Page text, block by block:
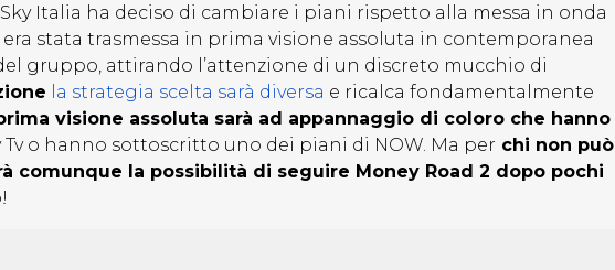
Italia ha deciso di cambiare i piani rispetto alla messa in onda
era stata trasmessa in prima visione assoluta in contemporanea
gruppo, attirando l’attenzione di un discreto mucchio di
la strategia scelta sarà diversa e ricalca fondamentalmente
visione assoluta sarà ad appannaggio di coloro che hanno
Tv o hanno sottoscritto uno dei piani di NOW. Ma per chi non può
comunque la possibilità di seguire Money Road 2 dopo pochi